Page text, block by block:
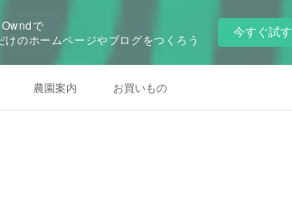
で
けのホームページやブログをつくろう
今すぐ試す
農園案内 お買いもの